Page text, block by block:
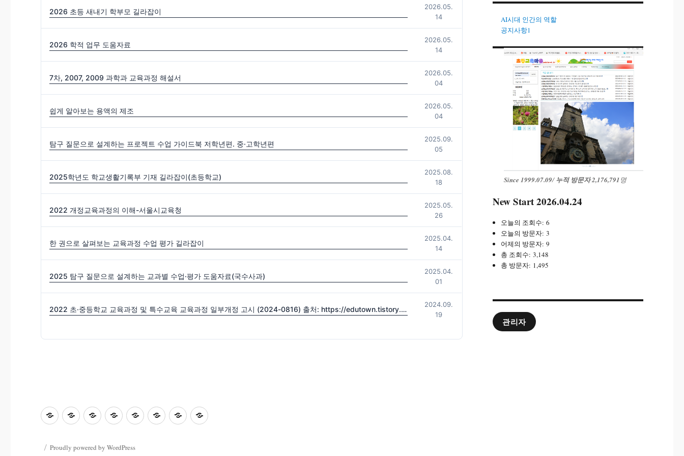
2026 초등 새내기 학부모 길라잡이
2026.05.
14
2026 학적 업무 도움자료
2026.05.
14
7차, 2007, 2009 과학과 교육과정 해설서
2026.05.
04
쉽게 알아보는 용액의 제조
2026.05.
04
탐구 질문으로 설계하는 프로젝트 수업 가이드북 저학년편. 중·고학년편
2025.09.
05
2025학년도 학교생활기록부 기재 길라잡이(초등학교)
2025.08.
18
2022 개정교육과정의 이해-서울시교육청
2025.05.
26
한 권으로 살펴보는 교육과정 수업 평가 길라잡이
2025.04.
14
2025 탐구 질문으로 설계하는 교과별 수업·평가 도움자료(국수사과)
2025.04.
01
2022 초·중등학교 교육과정 및 특수교육 교육과정 일부개정 고시 (2024-0816) 출처: https://edutown.tistory.com/1594 [초등교육마을2:티스토리]
2024.09.
19
AI시대 인간의 역할
공지사항1
Since 1999.07.09/누적 방문자 2,176,791명
New Start 2026.04.24
오늘의 조회수:6
오늘의 방문자:3
어제의 방문자:9
총 조회수:3,148
총 방문자: 1,495
관리자
초
홈
좋
과
좋
사
자
학
Proudly powered by WordPress